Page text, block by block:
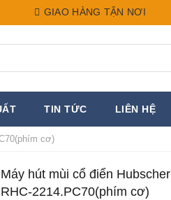
GIAO HÀNG TẬN NƠI
TIN TỨC LIÊN HỆ
cơ)
Máy hút mùi cổ điển Hubscher
RHC-2214.PC70(phím cơ)